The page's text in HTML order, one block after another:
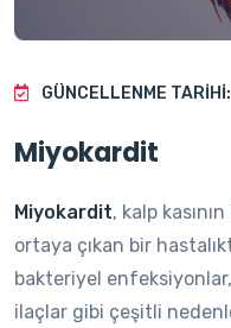
GÜNCELLENME
Miyokardit
Miyokardit, kalp
ortaya çıkan bir
bakteriyel
ilaçlar gibi çeşitli